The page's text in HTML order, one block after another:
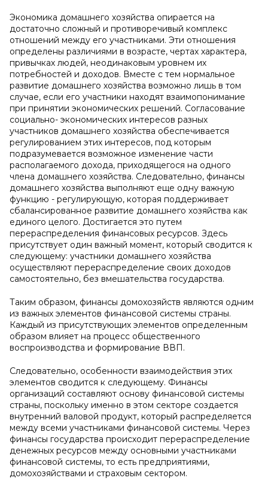
Экономика домашнего хозяйства опирается на
достаточно сложный и противоречивый комплекс
отношений между его участниками. Эти отношения
определены различиями в возрасте, чертах характера,
привычках людей, неодинаковым уровнем их
потребностей и доходов. Вместе с тем нормальное
развитие домашнего хозяйства возможно лишь в том
случае, если его участники находят взаимопонимание
при принятии экономических решений. Согласование
социально- экономических интересов разных
участников домашнего хозяйства обеспечивается
регулированием этих интересов, под которым
подразумевается возможное изменение части
располагаемого дохода, приходящегося на одного
члена домашнего хозяйства. Следовательно, финансы
домашнего хозяйства выполняют еще одну важную
функцию - регулирующую, которая поддерживает
сбалансированное развитие домашнего хозяйства как
единого целого. Достигается это путем
перераспределения финансовых ресурсов. Здесь
присутствует один важный момент, который сводится к
следующему: участники домашнего хозяйства
осуществляют перераспределение своих доходов
самостоятельно, без вмешательства государства.
Таким образом, финансы домохозяйств являются одним
из важных элементов финансовой системы страны.
Каждый из присутствующих элементов определенным
образом влияет на процесс общественного
воспроизводства и формирование ВВП.
Следовательно, особенности взаимодействия этих
элементов сводится к следующему. Финансы
организаций составляют основу финансовой системы
страны, поскольку именно в этом секторе создается
внутренний валовой продукт, который распределяется
между всеми участниками финансовой системы. Через
финансы государства происходит перераспределение
денежных ресурсов между основными участниками
финансовой системы, то есть предприятиями,
домохозяйствами и страховым сектором.